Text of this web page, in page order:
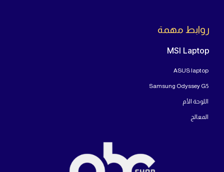
روابط مهمة
MSI Laptop
ASUS laptop
Samsung Odyssey G5
اللوحة الأم
المعالج